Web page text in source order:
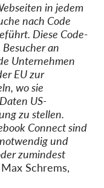
in jedem
nach Code
Diese Code-
an
Unternehmen
EU zur
wo sie
US-
zu stellen.
Connect sind
und
zumindest
Schrems,